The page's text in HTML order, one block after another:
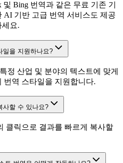
및 Bing 번역과 같은 무료 기존 기
AI 기반 고급 번역 서비스도 제공
세요.
일을 지원하나요?
정 산업 및 분야의 텍스트에 맞게
번역 스타일을 지원합니다.
사할 수 있나요?
클릭으로 결과를 빠르게 복사할